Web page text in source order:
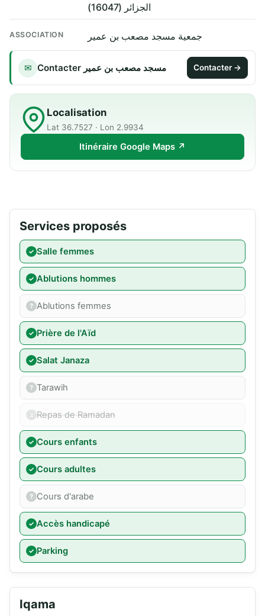
الجزائر (16047)
ASSOCIATION جمعية مسجد مصعب بن عمير
✉ Contacter مسجد مصعب بن عمير Contacter →
Localisation
Lat 36.7527 · Lon 2.9934
Itinéraire Google Maps ↗
Services proposés
Salle femmes
Ablutions hommes
Ablutions femmes
Prière de l'Aïd
Salat Janaza
Tarawih
Repas de Ramadan
Cours enfants
Cours adultes
Cours d'arabe
Accès handicapé
Parking
Iqama